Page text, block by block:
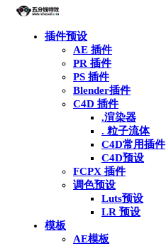
插件预设
AE 插件
PR 插件
PS 插件
Blender插件
C4D 插件
.渲染器
. 粒子流体
C4D常用插件
C4D预设
FCPX 插件
调色预设
Luts预设
LR 预设
模板
AE模板